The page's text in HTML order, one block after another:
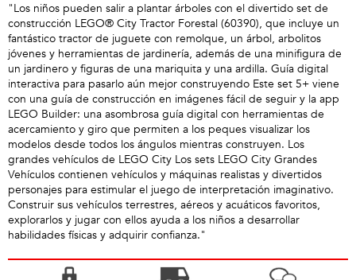
"Los niños pueden salir a plantar árboles con el divertido set de
construcción LEGO® City Tractor Forestal (60390), que incluye un
fantástico tractor de juguete con remolque, un árbol, arbolitos
jóvenes y herramientas de jardinería, además de una minifigura de
un jardinero y figuras de una mariquita y una ardilla. Guía digital
interactiva para pasarlo aún mejor construyendo Este set 5+ viene
con una guía de construcción en imágenes fácil de seguir y la app
LEGO Builder: una asombrosa guía digital con herramientas de
acercamiento y giro que permiten a los peques visualizar los
modelos desde todos los ángulos mientras construyen. Los
grandes vehículos de LEGO City Los sets LEGO City Grandes
Vehículos contienen vehículos y máquinas realistas y divertidos
personajes para estimular el juego de interpretación imaginativo.
Construir sus vehículos terrestres, aéreos y acuáticos favoritos,
explorarlos y jugar con ellos ayuda a los niños a desarrollar
habilidades físicas y adquirir confianza."